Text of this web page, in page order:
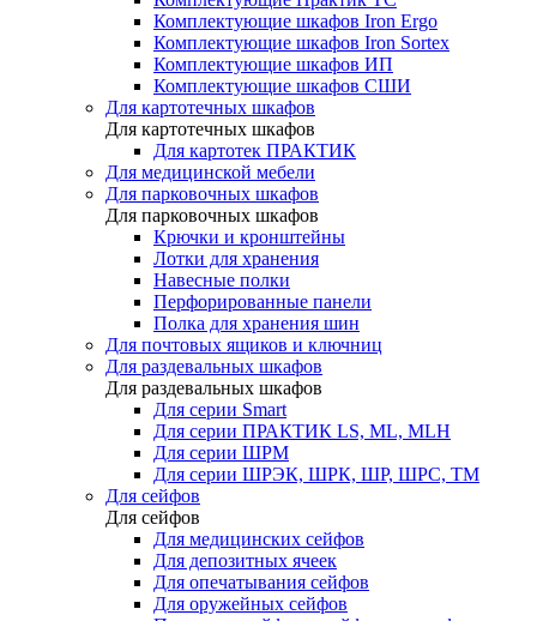
Комплектующие шкафов Iron Ergo
Комплектующие шкафов Iron Sortex
Комплектующие шкафов ИП
Комплектующие шкафов СШИ
Для картотечных шкафов
Для картотечных шкафов
Для картотек ПРАКТИК
Для медицинской мебели
Для парковочных шкафов
Для парковочных шкафов
Крючки и кронштейны
Лотки для хранения
Навесные полки
Перфорированные панели
Полка для хранения шин
Для почтовых ящиков и ключниц
Для раздевальных шкафов
Для раздевальных шкафов
Для серии Smart
Для серии ПРАКТИК LS, ML, MLH
Для серии ШРМ
Для серии ШРЭК, ШРК, ШР, ШРС, ТМ
Для сейфов
Для сейфов
Для медицинских сейфов
Для депозитных ячеек
Для опечатывания сейфов
Для оружейных сейфов